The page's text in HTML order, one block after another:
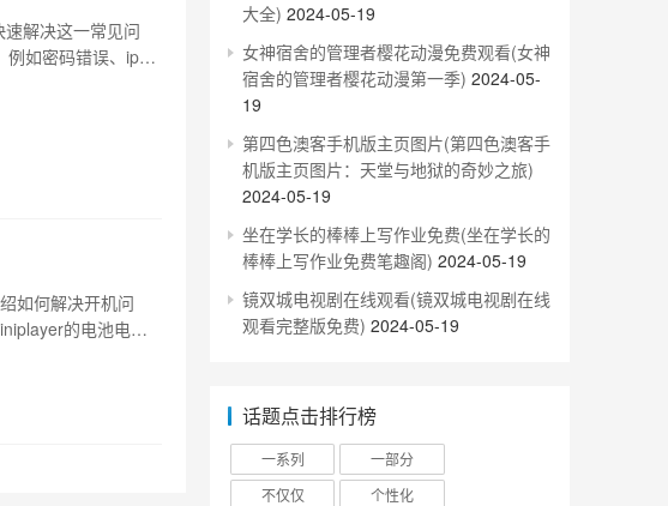
解决这一常见问
例如密码错误、ip地
如何解决开机问
的电池电量
大全) 2024-05-19
女神宿舍的管理者樱花动漫免费观看(女神
宿舍的管理者樱花动漫第一季) 2024-05-
19
第四色澳客手机版主页图片(第四色澳客手
机版主页图片：天堂与地狱的奇妙之旅)
2024-05-19
坐在学长的棒棒上写作业免费(坐在学长的
棒棒上写作业免费笔趣阁) 2024-05-19
镜双城电视剧在线观看(镜双城电视剧在线
观看完整版免费) 2024-05-19
话题点击排行榜
一系列
一部分
不仅仅
个性化